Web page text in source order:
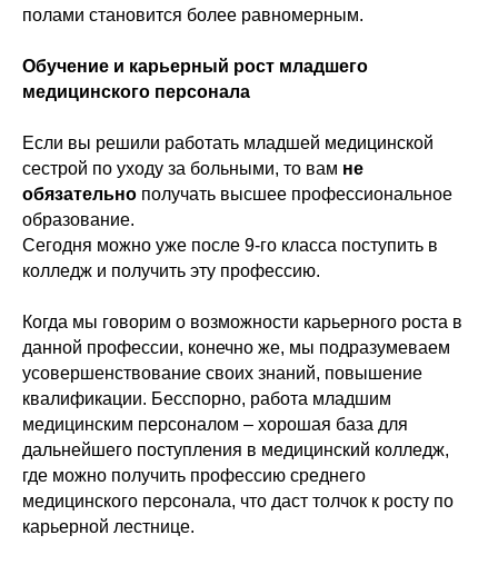
полами становится более равномерным.
Обучение и карьерный рост младшего
медицинского персонала
Если вы решили работать младшей медицинской
сестрой по уходу за больными, то вам не
обязательно получать высшее профессиональное
образование.
Сегодня можно уже после 9-го класса поступить в
колледж и получить эту профессию.
Когда мы говорим о возможности карьерного роста в
данной профессии, конечно же, мы подразумеваем
усовершенствование своих знаний, повышение
квалификации. Бесспорно, работа младшим
медицинским персоналом – хорошая база для
дальнейшего поступления в медицинский колледж,
где можно получить профессию среднего
медицинского персонала, что даст толчок к росту по
карьерной лестнице.